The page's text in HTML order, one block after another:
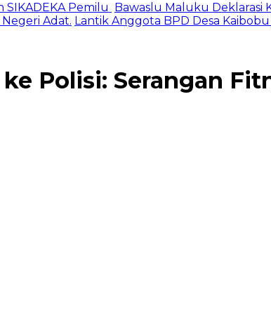
SIKADEKA Pemilu Bawaslu Maluku Deklarasi
Adat. Lantik Anggota BPD Desa
Polisi: Serangan